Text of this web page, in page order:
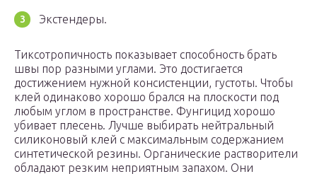
Экстендеры.
Тиксотропичность показывает способность брать
швы пор разными углами. Это достигается
достижением нужной консистенции, густоты. Чтобы
клей одинаково хорошо брался на плоскости под
любым углом в пространстве. Фунгицид хорошо
убивает плесень. Лучше выбирать нейтральный
силиконовый клей с максимальным содержанием
синтетической резины. Органические растворители
обладают резким неприятным запахом. Они